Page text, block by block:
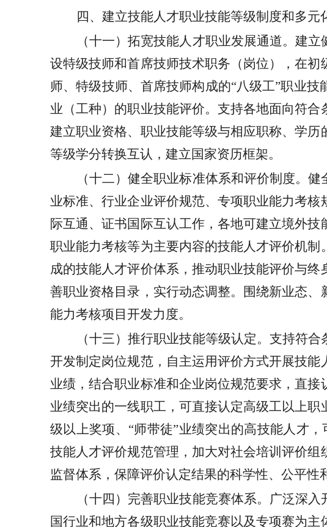
四、建立技能人才职业技能等级制度和多元
（十一）拓宽技能人才职业发展通道。建
设特级技师和首席技师技术职务（岗位），在
师、特级技师、首席技师构成的“八级工”职业
业（工种）的职业技能评价。支持各地面向符
建立职业资格、职业技能等级与相应职称、学
等级学分转换互认，建立国家资历框架。
（十二）健全职业标准体系和评价制度。
业标准、行业企业评价规范、专项职业能力考
际互通、证书国际互认工作，各地可建立境外
职业能力考核等为主要内容的技能人才评价机
成的技能人才评价体系，推动职业技能评价与
善职业资格目录，实行动态调整。围绕新业态
能力考核项目开发力度。
（十三）推行职业技能等级认定。支持符
开发制定岗位规范，自主运用评价方式开展技
业绩，结合职业标准和企业岗位规范要求，直
业绩突出的一线职工，可直接认定高级工以上
级以上奖项、 “师带徒”业绩突出的高技能人才
技能人才评价规范管理，加大对社会培训评价
监督体系，保障评价认定结果的科学性、公平性
（十四）完善职业技能竞赛体系。广泛深
国行业和地方各级职业技能竞赛以及专项赛为